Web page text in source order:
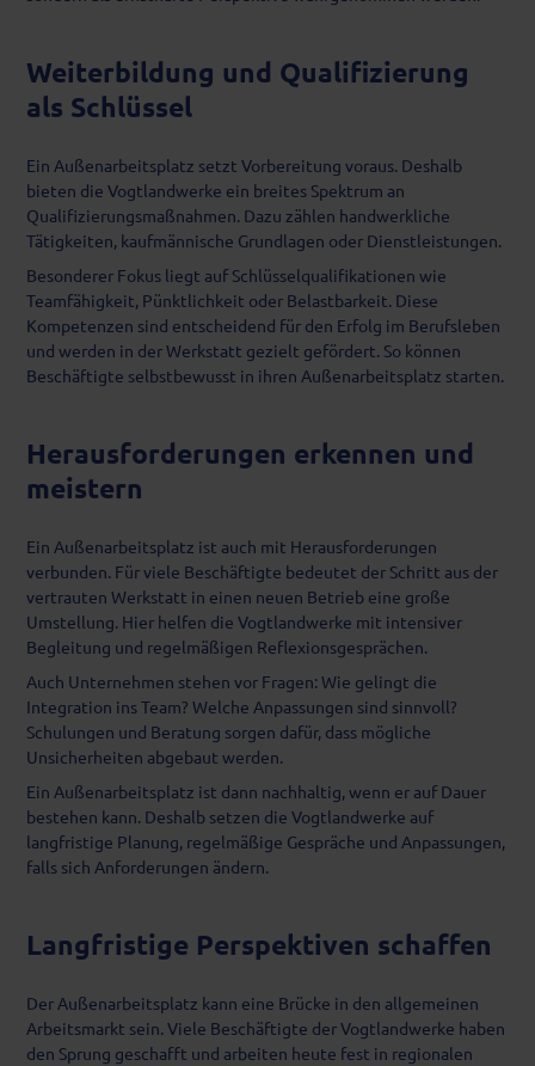
Weiterbildung und Qualifizierung
als Schlüssel
Ein Außenarbeitsplatz setzt Vorbereitung voraus. Deshalb
bieten die Vogtlandwerke ein breites Spektrum an
Qualifizierungsmaßnahmen. Dazu zählen handwerkliche
Tätigkeiten, kaufmännische Grundlagen oder Dienstleistungen.
Besonderer Fokus liegt auf Schlüsselqualifikationen wie
Teamfähigkeit, Pünktlichkeit oder Belastbarkeit. Diese
Kompetenzen sind entscheidend für den Erfolg im Berufsleben
und werden in der Werkstatt gezielt gefördert. So können
Beschäftigte selbstbewusst in ihren Außenarbeitsplatz starten.
Herausforderungen erkennen und
meistern
Ein Außenarbeitsplatz ist auch mit Herausforderungen
verbunden. Für viele Beschäftigte bedeutet der Schritt aus der
vertrauten Werkstatt in einen neuen Betrieb eine große
Umstellung. Hier helfen die Vogtlandwerke mit intensiver
Begleitung und regelmäßigen Reflexionsgesprächen.
Auch Unternehmen stehen vor Fragen: Wie gelingt die
Integration ins Team? Welche Anpassungen sind sinnvoll?
Schulungen und Beratung sorgen dafür, dass mögliche
Unsicherheiten abgebaut werden.
Ein Außenarbeitsplatz ist dann nachhaltig, wenn er auf Dauer
bestehen kann. Deshalb setzen die Vogtlandwerke auf
langfristige Planung, regelmäßige Gespräche und Anpassungen,
falls sich Anforderungen ändern.
Langfristige Perspektiven schaffen
Der Außenarbeitsplatz kann eine Brücke in den allgemeinen
Arbeitsmarkt sein. Viele Beschäftigte der Vogtlandwerke haben
den Sprung geschafft und arbeiten heute fest in regionalen